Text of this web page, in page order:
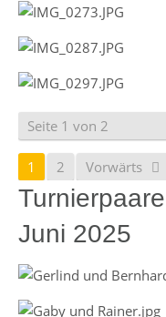
Seite 1 von 2
1 2 Vorwärts
Juni 2025